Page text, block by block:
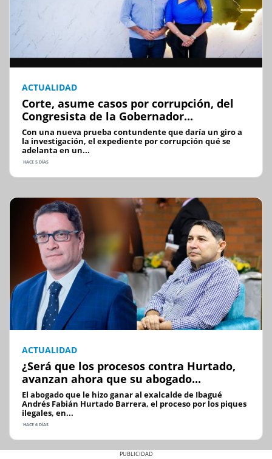
ACTUALIDAD
Corte, asume casos por corrupción, del
Congresista de la Gobernador...
Con una nueva prueba contundente que daría un giro a
la investigación, el expediente por corrupción qué se
adelanta en un...
HACE 5 DÍAS
ACTUALIDAD
¿Será que los procesos contra Hurtado,
avanzan ahora que su abogado...
El abogado que le hizo ganar al exalcalde de Ibagué
Andrés Fabián Hurtado Barrera, el proceso por los piques
ilegales, en...
HACE 6 DÍAS